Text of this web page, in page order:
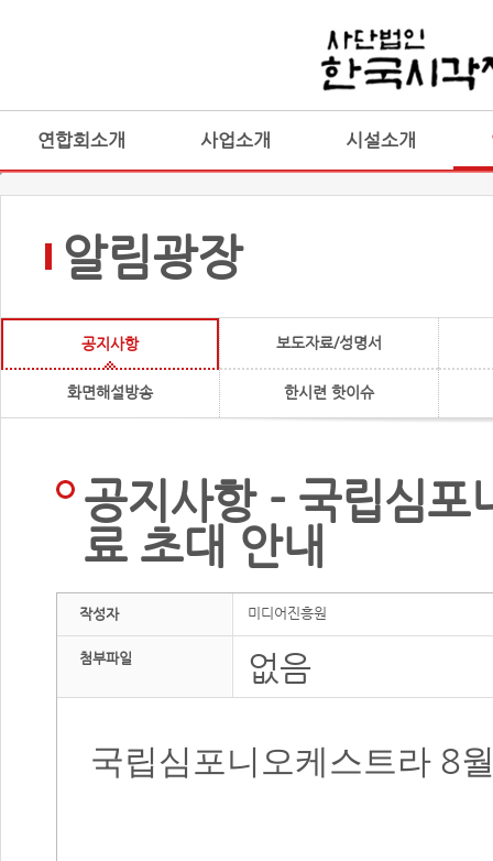
연합회소개 사업소개 시설소개
알림광장
공지사항 보도자료/성명서
화면해설방송 한시련 핫이슈
공지사항 - 국립심포
료 초대 안내
작성자 미디어진흥원
첨부파일 없음
국립심포니오케스트라 8